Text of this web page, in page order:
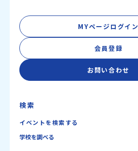
MYページログイン
会員登録
お問い合わせ
検索
イベントを検索する
学校を調べる